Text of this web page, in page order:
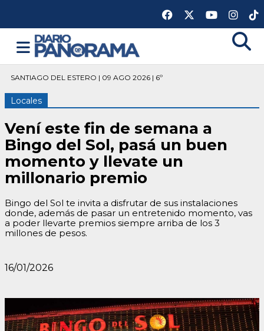
SANTIAGO DEL ESTERO | 09 AGO 2026 | 6º
Locales
Vení este fin de semana a
Bingo del Sol, pasá un buen
momento y llevate un
millonario premio
Bingo del Sol te invita a disfrutar de sus instalaciones
donde, además de pasar un entretenido momento, vas
a poder llevarte premios siempre arriba de los 3
millones de pesos.
16/01/2026